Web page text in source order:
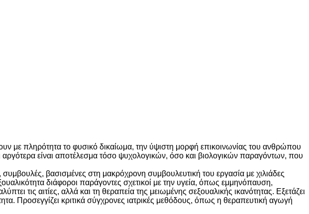
με πληρότητα το φυσικό δικαίωμα, την ύψιστη μορφή επικοινωνίας του ανθρώπου
είναι αποτέλεσμα τόσο ψυχολογικών, όσο και βιολογικών παραγόντων, που
βασισμένες στη μακρόχρονη συμβουλευτική του εργασία με χιλιάδες
διάφοροι παράγοντες σχετικοί με την υγεία, όπως εμμηνόπαυση,
τις αιτίες, αλλά και τη θεραπεία της μειωμένης σεξουαλικής ικανότητας. Εξετάζει
Προσεγγίζει κριτικά σύγχρονες ιατρικές μεθόδους, όπως η θεραπευτική αγωγή